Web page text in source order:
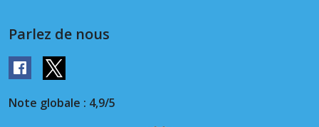
Parlez de nous
Note globale : 4,9/5